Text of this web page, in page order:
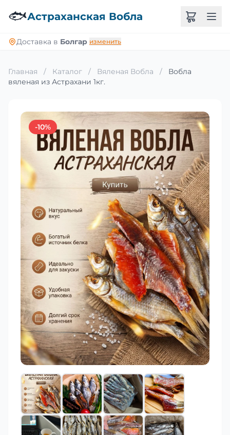
🐟Астраханская Вобла
Доставка в Болгар изменить
Главная / Каталог / Вяленая Вобла /
Вобла
вяленая из Астрахани 1кг.
-10%